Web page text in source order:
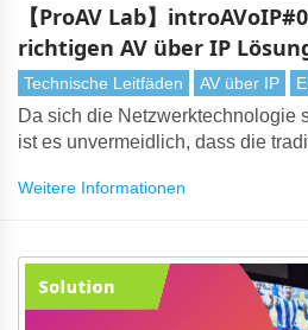
【ProAV Lab】
richtigen AV über IP
Kostenüberlegungen
Technische Leitfäden AV über IP
Da sich die Netzwerktechnologie
ist es unvermeidlich, dass die
Bei so vielen AV über IP
Überlegungen abzuwägen,
Gesamtsystemkosten.
Weitere Informationen